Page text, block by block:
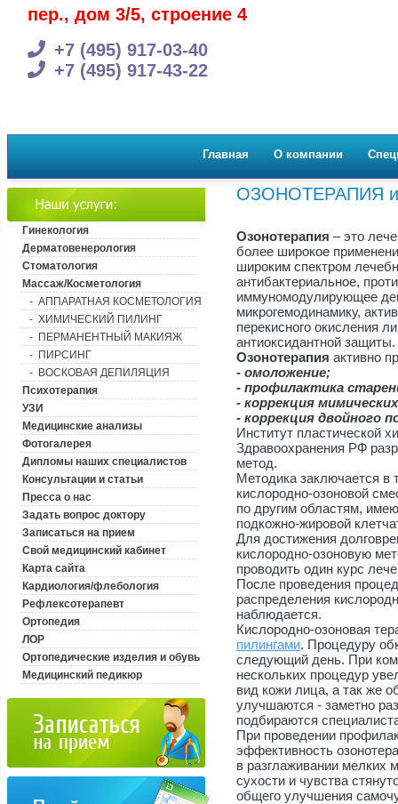
пер., дом 3/5, строение 4
+7 (495) 917-03-40
+7 (495) 917-43-22
Главная О компании
Гинекология
Дерматовенерология
Стоматология
Массаж/Косметология
- АППАРАТНАЯ КОСМЕТОЛОГИЯ
- ХИМИЧЕСКИЙ ПИЛИНГ
- ПЕРМАНЕНТНЫЙ МАКИЯЖ
- ПИРСИНГ
- ВОСКОВАЯ ДЕПИЛЯЦИЯ
Психотерапия
УЗИ
Медицинские анализы
Фотогалерея
Дипломы наших специалистов
Консультации и статьи
Пресса о нас
Задать вопрос доктору
Записаться на прием
Свой медицинский кабинет
Карта сайта
Кардиология/флебология
Рефлексотерапевт
Ортопедия
ЛОР
Ортопедические изделия и обувь
Медицинский педикюр
ОЗОНОТЕРАПИЯ
Озонотерапия – это
более широкое
широким спектром
антибактериальное,
иммуномодулирующее
микрогемодинамику,
перекисного окисления
антиоксидантной защиты.
Озонотерапия активно
- омоложение;
- профилактика
- коррекция
- коррекция двойного
Институт пластической
Здравоохранения РФ
метод.
Методика заключается в
кислородно-озоновой
по другим областям,
подкожно-жировой
Для достижения
кислородно-озоновую
проводить один курс
После проведения
распределения
наблюдается.
Кислородно-озоновая
пилингами. Процедуру
следующий день. При
нескольких процедур
вид кожи лица, а так же
улучшаются - заметно
подбираются
При проведении
эффективность
в разглаживании мелких
сухости и чувства
общего улучшения